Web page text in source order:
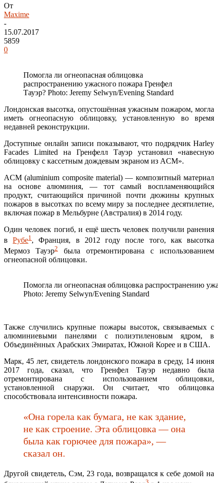
От
Maxime
-
15.07.2017
5859
0
Помогла ли огнеопасная облицовка
распространению ужасного пожара Гренфел
Тауэр? Photo: Jeremy Selwyn/Evening Standard
Лондонская высотка, опустошённая ужасным пожаром, могла
иметь огнеопасную облицовку, установленную во время
недавней реконструкции.
Доступные онлайн записи показывают, что подрядчик Harley
Facades Limited на Гренфелл Тауэр установил «навесную
облицовку с кассетным дождевым экраном из ACM».
ACM (aluminium composite material) — композитный материал
на основе алюминия, — тот самый воспламеняющийся
продукт, считающийся причиной почти дюжины крупных
пожаров в высотках по всему миру за последнее десятилетие,
включая пожар в Мельбурне (Австралия) в 2014 году.
Один человек погиб, и ещё шесть человек получили ранения
вРубе1 , Франция, в 2012 году после того, как высотка
Мермоз Тауэр2
была отремонтирована с использованием
огнеопасной облицовки.
Помогла ли огнеопасная облицовка распространению
Photo: Jeremy Selwyn/Evening Standard
Также случились крупные пожары высоток, связываемых с
алюминиевыми панелями с полиэтиленовым ядром, в
Объединённых Арабских Эмиратах, Южной Корее и в США.
Марк, 45 лет, свидетель лондонского пожара в среду, 14 июня
2017 года, сказал, что Гренфел Тауэр недавно была
отремонтирована с использованием облицовки,
установленной снаружи. Он считает, что облицовка
способствовала интенсивности пожара.
«Она горела как бумага, не как здание,
не как строение. Эта облицовка — она
была как горючее для пожара», —
сказал он.
Другой свидетель, Сэм, 23 года, возвращался к себе домой на